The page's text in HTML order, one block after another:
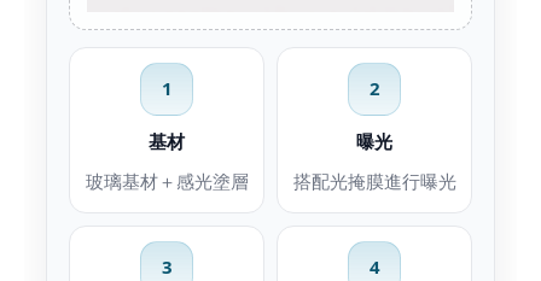
1
基材
玻璃基材＋感光塗層
2
曝光
搭配光掩膜進行曝光
3 4